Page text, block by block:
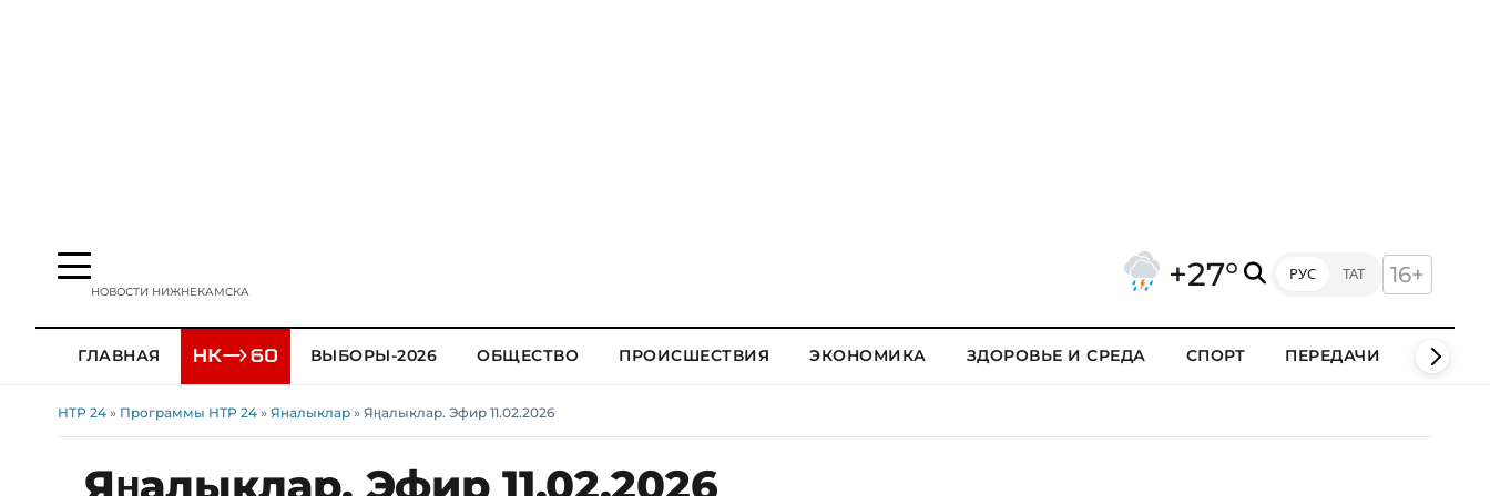
НОВОСТИ НИЖНЕКАМСКА +27° РУС ТАТ 16+
ГЛАВНАЯ ВЫБОРЫ-2026 ОБЩЕСТВО ПРОИСШЕСТВИЯ ЭКОНОМИКА ЗДОРОВЬЕ И СРЕДА СПОРТ ПЕРЕДАЧИ КЛИПЫ
НТР 24 » Программы НТР 24 » Яналыклар » Яңалыклар. Эфир 11.02.2026
Яңалыклар. Эфир 11.02.2026